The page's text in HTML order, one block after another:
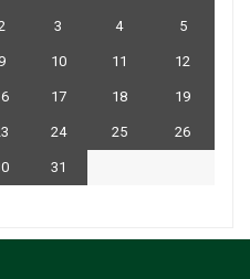
3 4 5
9 10 11 12
17 18 19
24 25 26
31